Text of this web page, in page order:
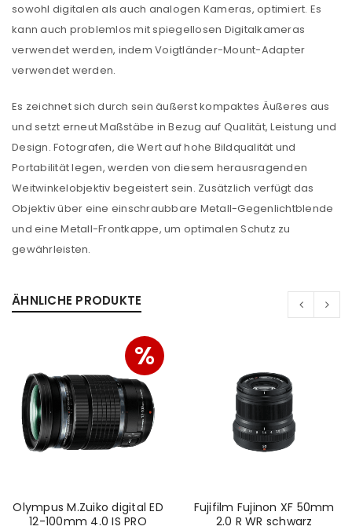
Benutzername oder E-Mail-Adresse
Passwort*
Anmeldeformular geschützt durch WP Captcha
sowohl digitalen als auch analogen Kameras, optimiert. Es
kann auch problemlos mit spiegellosen Digitalkameras
verwendet werden, indem Voigtländer-Mount-Adapter
verwendet werden.
Es zeichnet sich durch sein äußerst kompaktes Äußeres aus
und setzt erneut Maßstäbe in Bezug auf Qualität, Leistung und
Design. Fotografen, die Wert auf hohe Bildqualität und
Portabilität legen, werden von diesem herausragenden
Weitwinkelobjektiv begeistert sein. Zusätzlich verfügt das
Objektiv über eine einschraubbare Metall-Gegenlichtblende
und eine Metall-Frontkappe, um optimalen Schutz zu
gewährleisten.
ÄHNLICHE PRODUKTE
%
Olympus M.Zuiko digital ED
12-100mm 4.0 IS PRO
Fujifilm Fujinon XF 50mm
2.0 R WR schwarz